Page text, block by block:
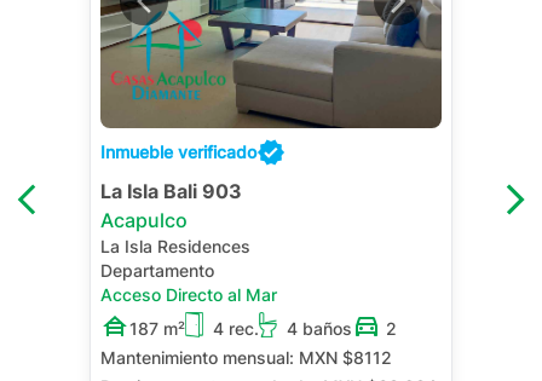
Inmueble verificado
La Isla Bali 903
Acapulco
La Isla Residences
Departamento
Acceso Directo al Mar
187 m²
4 rec. 4 baños
2
Mantenimiento mensual: MXN $8112